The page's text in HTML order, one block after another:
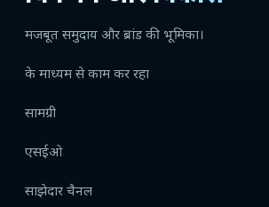
मजबूत समुदाय और ब्रांड की भूमिका।
के माध्यम से काम कर रहा
सामग्री
एसईओ
साझेदार चैनल